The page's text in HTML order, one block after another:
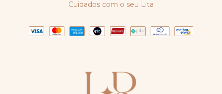
Cuidados com o seu Lita